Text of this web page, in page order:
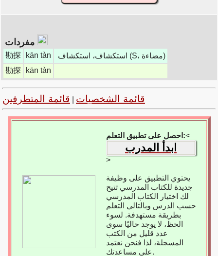
勘探 kān tàn
استكشاف، استكشاف (S، مضاءة)
勘探
kān tàn
قائمة الشخصيات قائمة المتطرفين
احصل على تطبيق التعلم:<
ابدأ المدرب
>
يحتوي التطبيق على وظيفة
جديدة للكتاب المدرسي تتيح
لك اختيار الكتاب المدرسي
حسب الدرس وبالتالي التعلم
بطريقة مستهدفة. لسوء
الحظ، لا يوجد حاليًا سوى
عدد قليل من الكتب
المسجلة، لذا فنحن نعتمد
على مساعدتك.